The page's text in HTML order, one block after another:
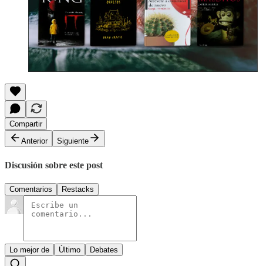
Compartir
Anterior
Siguiente
Discusión sobre este post
Comentarios Restacks
Lo mejor de Último Debates